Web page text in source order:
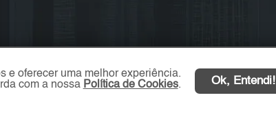
e oferecer uma melhor experiência.
com a nossa Política de Cookies. Ok, Entendi!